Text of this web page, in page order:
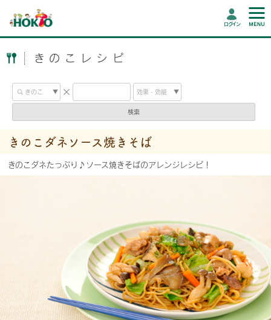
ログイン
きのこレシピ
検索
きのこダネソース焼きそば
きのこダネたっぷり♪ソース焼きそばのアレンジレシピ！